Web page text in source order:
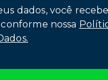
dados, você
nossa